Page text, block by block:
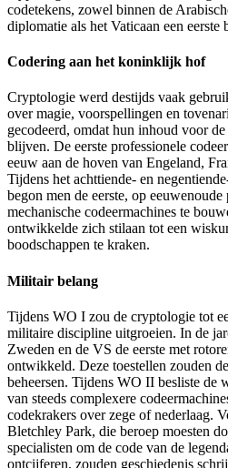
codetekens, zowel binnen de
diplomatie als het Vaticaan een eerste
Codering aan het koninklijk hof
Cryptologie werd destijds vaak
over magie, voorspellingen en
gecodeerd, omdat hun inhoud voor
blijven. De eerste professionele
eeuw aan de hoven van Engeland,
Tijdens het achttiende- en
begon men de eerste, op eeuwenoude
mechanische codeermachines te
ontwikkelde zich stilaan tot een
boodschappen te kraken.
Militair belang
Tijdens WO I zou de cryptologie tot
militaire discipline uitgroeien. In de
Zweden en de VS de eerste met
ontwikkeld. Deze toestellen zouden
beheersen. Tijdens WO II besliste de
van steeds complexere
codekrakers over zege of nederlaag.
Bletchley Park, die beroep moesten
specialisten om de code van de
ontcijferen, zouden geschiedenis